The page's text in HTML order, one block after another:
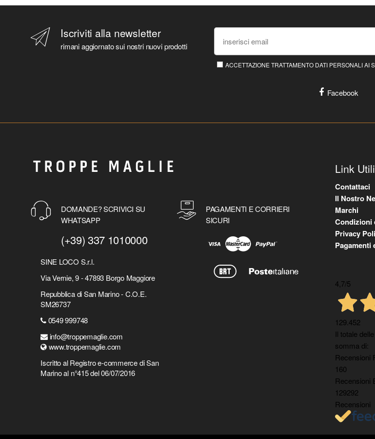
Iscriviti alla newsletter
rimani aggiornato sui nostri nuovi prodotti
ACCETTAZIONE TRATTAMENTO DATI PERSONALI
Facebook
DOMANDE? SCRIVICI SU
WHATSAPP
(+39) 337 1010000
SINE LOCO S.r.l.
Via Vernie, 9 - 47893 Borgo Maggiore
Repubblica di San Marino - C.O.E.
SM26737
0549 999748
info@troppemaglie.com
www.troppemaglie.com
Iscritto al Registro e-commerce di San
Marino al n°415 del 06/07/2016
PAGAMENTI E CORRIERI
SICURI
Link Utili
Contattaci
Il Nostro
Marchi
Condizioni
Privacy
Pagamenti
4,7/5
129.452
Il totale
somma di:
Recensioni
160
Recensioni
129292
Recensioni